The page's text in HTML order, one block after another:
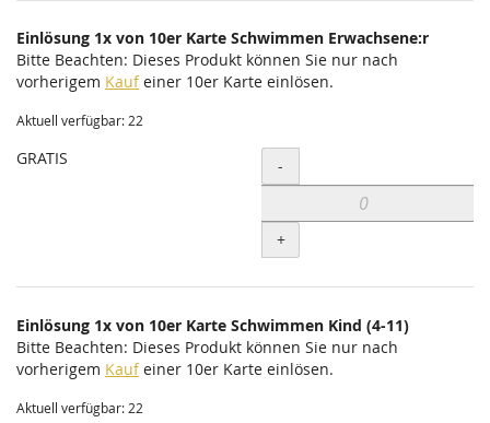
Einlösung 1x von 10er Karte Schwimmen Erwachsene:r
Bitte Beachten: Dieses Produkt können Sie nur nach
vorherigem Kaufeiner 10er Karte einlösen.
Aktuell verfügbar: 22
GRATIS Menge
-
+
Einlösung 1x von 10er Karte Schwimmen Kind (4-11)
Bitte Beachten: Dieses Produkt können Sie nur nach
vorherigem Kaufeiner 10er Karte einlösen.
Aktuell verfügbar: 22